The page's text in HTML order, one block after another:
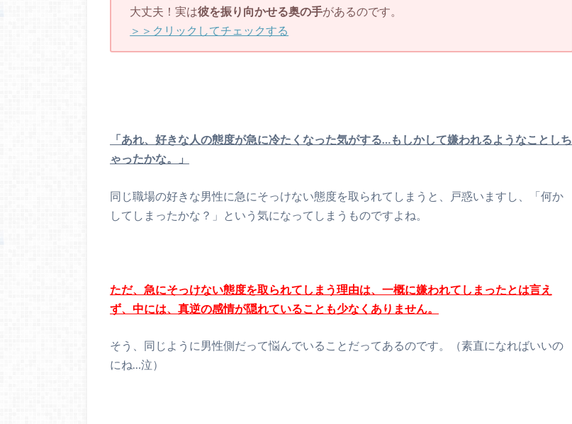
大丈夫！実は彼を振り向かせる奥の手があるのです。
＞＞クリックしてチェックする
「あれ、好きな人の態度が急に冷たくなった気がする…もしかして嫌われるようなことしち
ゃったかな。」
同じ職場の好きな男性に急にそっけない態度を取られてしまうと、戸惑いますし、「何か
してしまったかな？」という気になってしまうものですよね。
ただ、急にそっけない態度を取られてしまう理由は、一概に嫌われてしまったとは言え
ず、中には、真逆の感情が隠れていることも少なくありません。
そう、同じように男性側だって悩んでいることだってあるのです。（素直になればいいの
にね…泣）